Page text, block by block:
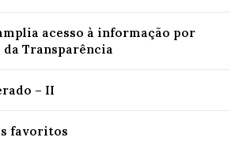
acesso à informação por
Transparência
– II
favoritos